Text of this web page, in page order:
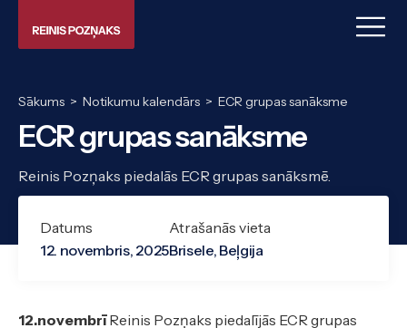
Sākums > Notikumu kalendārs > ECR grupas sanāksme
ECR grupas sanāksme
Reinis Pozņaks piedalās ECR grupas sanāksmē.
Datums
12. novembris, 2025
Atrašanās vieta
Brisele, Beļgija
12.novembrīReinis Pozņaks piedalījās ECR grupas